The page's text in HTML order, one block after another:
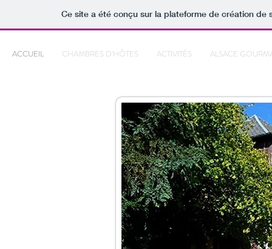
Ce site a été conçu sur la plateforme de création de
ACCUEIL CHAMBRES D'HÔTES ACTIVITÉS ALSACE